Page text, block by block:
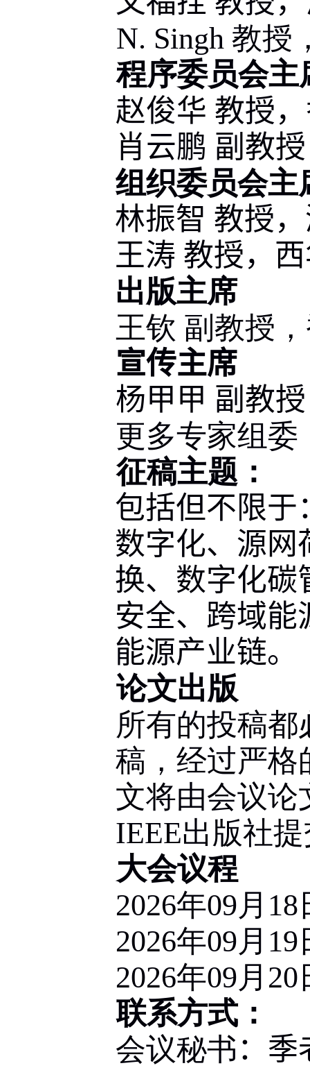
N. Singh 教授
程序委员会主
赵俊华 教授
肖云鹏 副教
组织委员会主
林振智 教授
王涛 教授，
出版主席
王钦 副教授
宣传主席
杨甲甲 副教
更多专家组委
征稿主题：
包括但不限于
数字化、源网
换、数字化碳
安全、跨域能
能源产业链。
论文出版
所有的投稿都
稿，经过严格
文将由会议论
IEEE出版社
大会议程
2026年09月 18
2026年09月 19
2026年09月 20
联系方式：
会议秘书 ： 季